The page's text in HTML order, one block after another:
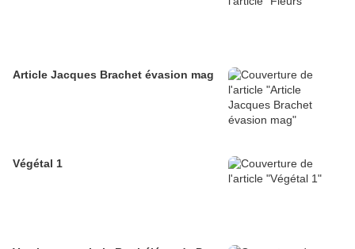
Article Jacques Brachet évasion mag
Végétal 1